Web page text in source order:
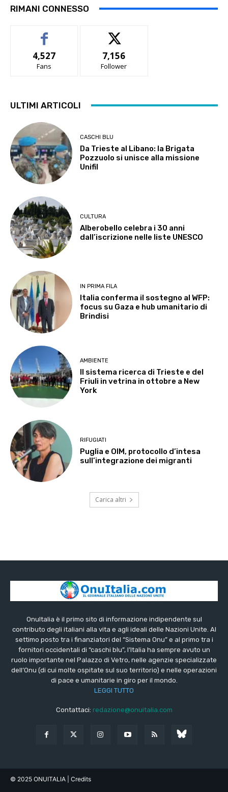
RIMANI CONNESSO
4,527
Fans
7,156
Follower
ULTIMI ARTICOLI
CASCHI BLU
Da Trieste al Libano: la Brigata
Pozzuolo si unisce alla missione
Unifil
CULTURA
Alberobello celebra i 30 anni
dall’iscrizione nelle liste UNESCO
IN PRIMA FILA
Italia conferma il sostegno al WFP:
focus su Gaza e hub umanitario di
Brindisi
AMBIENTE
Il sistema ricerca di Trieste e del
Friuli in vetrina in ottobre a New
York
RIFUGIATI
Puglia e OIM, protocollo d’intesa
sull’integrazione dei migranti
Carica altri
OnuItalia è il primo sito di informazione indipendente sul
contributo degli italiani alla vita e agli ideali delle Nazioni Unite. Al
settimo posto tra i finanziatori del “Sistema Onu” e al primo tra i
fornitori occidentali di “caschi blu”, l’Italia ha sempre avuto un
ruolo importante nel Palazzo di Vetro, nelle agenzie specializzate
dell’Onu (di cui molte ospitate sul suo territorio) e nelle operazioni
di pace e umanitarie in giro per il mondo.
LEGGI TUTTO
Contattaci: redazione@onuitalia.com
© 2025 ONUITALIA | Credits